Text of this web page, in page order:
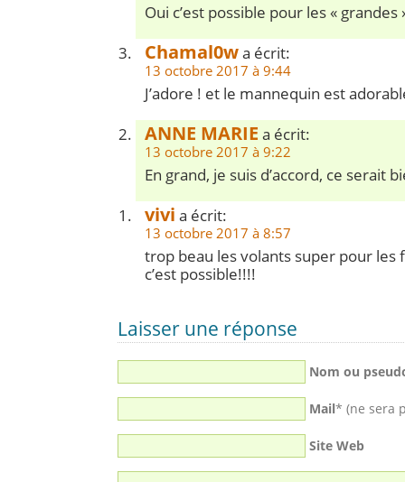
Oui c’est possible pour les « grandes
Chamal0wa écrit:
13 octobre 2017 à 9:44
J’adore ! et le mannequin est
ANNE MARIE a écrit:
13 octobre 2017 à 9:22
En grand, je suis d’accord, ce serait
vivi a écrit:
13 octobre 2017 à 8:57
trop beau les volants super pour les
c’est possible!!!!
Laisser une réponse
Nom ou
Mail* (ne sera
Site Web